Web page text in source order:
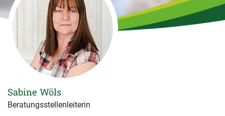
Sabine Wöls
Beratungsstellenleiterin